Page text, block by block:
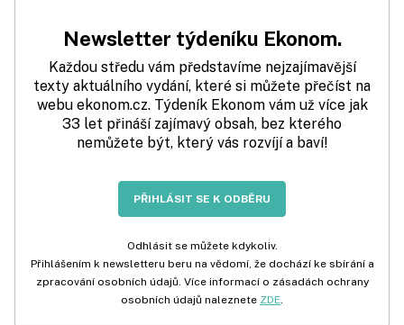
Newsletter týdeníku Ekonom.
Každou středu vám představíme nejzajímavější
texty aktuálního vydání, které si můžete přečíst na
webu ekonom.cz. Týdeník Ekonom vám už více jak
33 let přináší zajímavý obsah, bez kterého
nemůžete být, který vás rozvíjí a baví!
PŘIHLÁSIT SE K ODBĚRU
Odhlásit se můžete kdykoliv.
Přihlášením k newsletteru beru na vědomí, že dochází ke sbírání a
zpracování osobních údajů. Více informací o zásadách ochrany
osobních údajů naleznete ZDE.